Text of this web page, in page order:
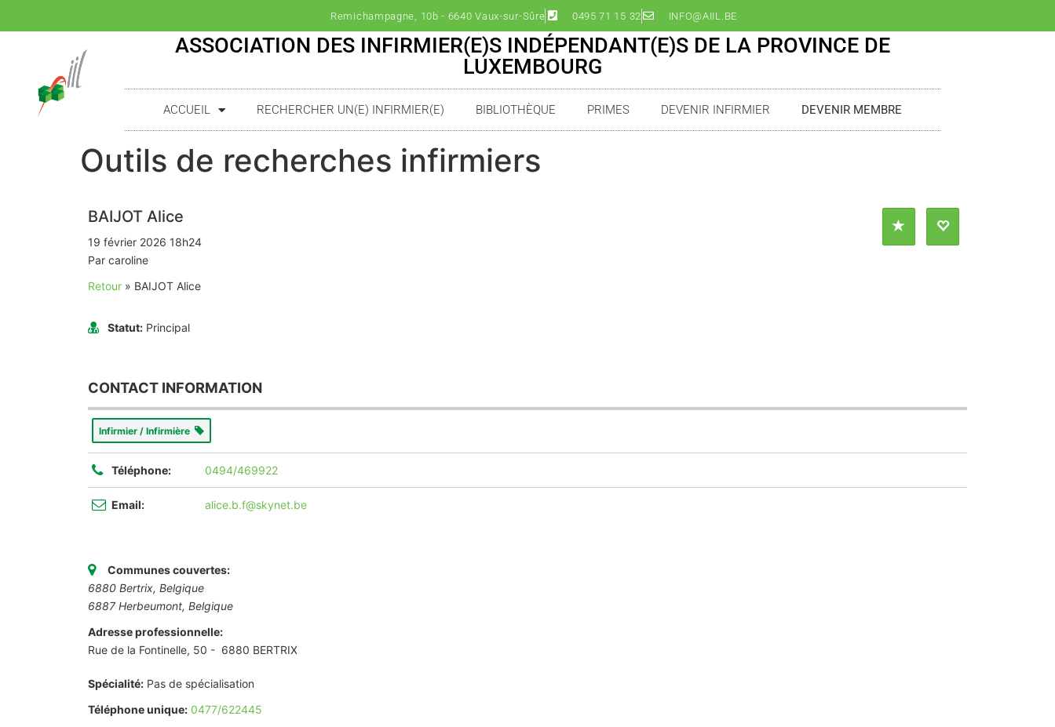
Remichampagne, 10b - 6640 Vaux-sur-Sûre 0495 71 15 32 INFO@AIIL.BE
ASSOCIATION DES INFIRMIER(E)S INDÉPENDANT(E)S DE LA PROVINCE DE
LUXEMBOURG
ACCUEIL RECHERCHER UN(E) INFIRMIER(E) BIBLIOTHÈQUE PRIMES DEVENIR INFIRMIER DEVENIR MEMBRE
Outils de recherches infirmiers
BAIJOT Alice
19 février 2026 18h24
Par caroline
Retour » BAIJOT Alice
Statut: Principal
CONTACT INFORMATION
Infirmier / Infirmière
Téléphone: 0494/469922
Email: alice.b.f@skynet.be
Communes couvertes:
6880 Bertrix, Belgique
6887 Herbeumont, Belgique
Adresse professionnelle:
Rue de la Fontinelle, 50 - 6880 BERTRIX
Spécialité: Pas de spécialisation
Téléphone unique: 0477/622445